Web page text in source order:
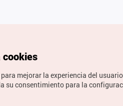
cookies
mejorar la experiencia del
su consentimiento para la